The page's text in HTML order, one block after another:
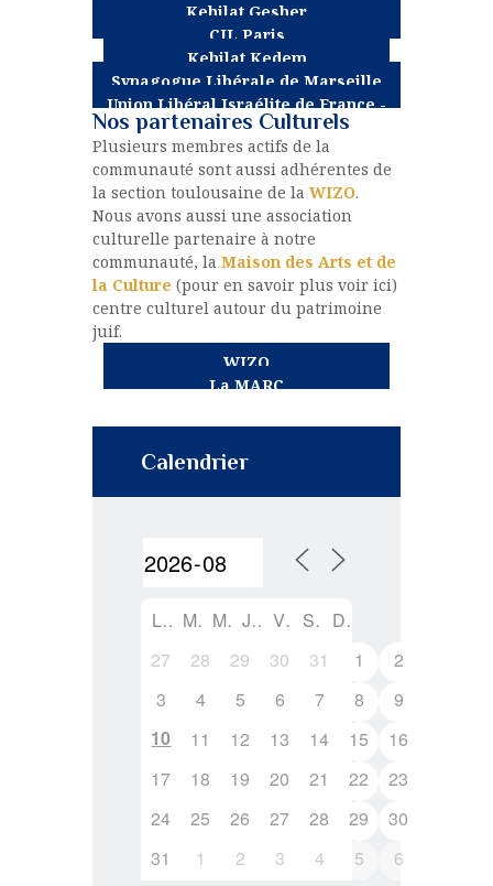
Kehilat Gesher
CJL Paris
Kehilat Kedem
Synagogue Libérale de Marseille
et Provence
Union Libéral Israélite de France -
Nice
Nos partenaires Culturels
Plusieurs membres actifs de la
communauté sont aussi adhérentes de
la section toulousaine de la WIZO.
Nous avons aussi une association
culturelle partenaire à notre
communauté, la Maison des Arts et de
la Culture (pour en savoir plus voir ici)
centre culturel autour du patrimoine
juif.
WIZO
La MARC
Calendrier
L M M J V S
D
27
28 29 30 31 1
2
3
4 5 6 7 8
9
10
11 12 13 14 15
16
17
18 19 20 21 22
23
24
25 26 27 28 29
30
31
1 2 3 4 5 6